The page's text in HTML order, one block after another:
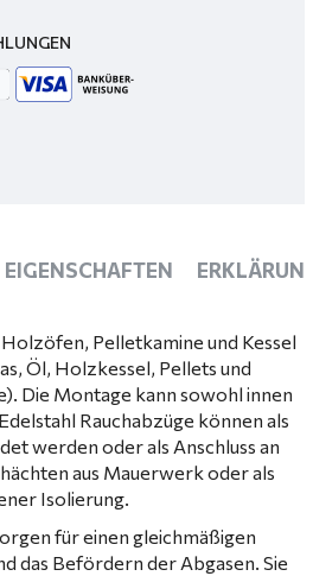
EIGENSCHAFTEN
Pelletkamine und Kessel
Öl, Holzkessel, Pellets und
Die Montage kann sowohl innen
Rauchabzüge können als
werden oder als Anschluss an
aus Mauerwerk oder als
Isolierung.
für einen gleichmäßigen
das Befördern der Abgasen. Sie